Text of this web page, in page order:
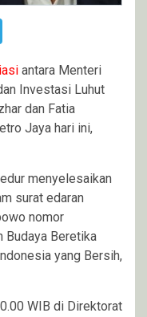
antara Menteri
Investasi Luhut
dan Fatia
Jaya hari ini,
menyelesaikan
surat edaran
nomor
Beretika
yang Bersih,
WIB di Direktorat